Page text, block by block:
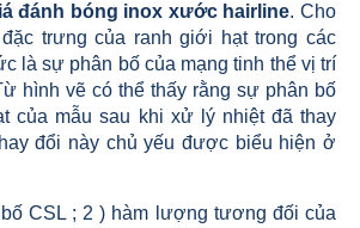
đánh bóng inox xước hairline. Cho
trưng của ranh giới hạt trong các
là sự phân bố của mạng tinh thể vị trí
hình vẽ có thể thấy rằng sự phân bố
của mẫu sau khi xử lý nhiệt đã thay
đổi này chủ yếu được biểu hiện ở
CSL ; 2 ) hàm lượng tương đối của